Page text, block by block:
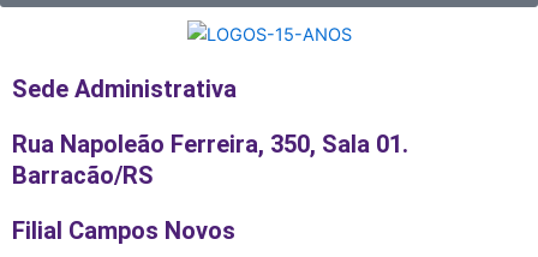
Sede Administrativa
Rua Napoleão Ferreira, 350, Sala 01.
Barracão/RS
Filial Campos Novos